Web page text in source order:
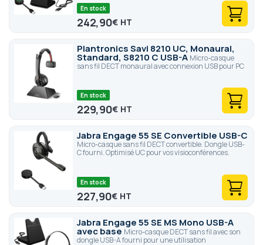
En stock
242,90€
Plantronics Savi 8210 UC, Monaural,
Standard, S8210 C USB-A Micro-casque
sans fil DECT monaural avec connexion USB pour PC
En stock
229,90€
Jabra Engage 55 SE Convertible USB-C
Micro-casque sans fil DECT convertible. Dongle USB-
C fourni. Optimisé UC pour vos visioconférences.
En stock
227,90€
Jabra Engage 55 SE MS Mono USB-A
avec base Micro-casque DECT sans fil avec son
dongle USB-A fourni pour une utilisation